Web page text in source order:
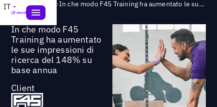
IT Success Story > In che modo F45 Training ha aumentato le sue impressioni di ricerca del 148% su base annua
In che modo F45
Training ha aumentato
le sue impressioni di
ricerca del 148% su
base annua
Client